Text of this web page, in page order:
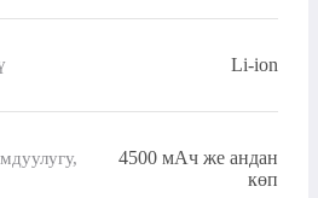
Li-ion
4500 мАч же андан
көп